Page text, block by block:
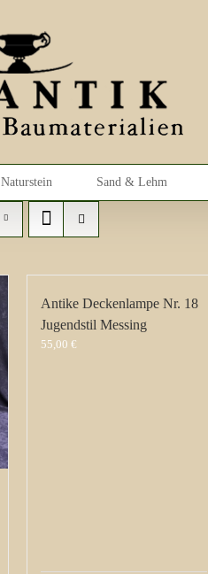
Naturstein Sand & Lehm
Antike Deckenlampe Nr. 18
Jugendstil Messing
55,00 €